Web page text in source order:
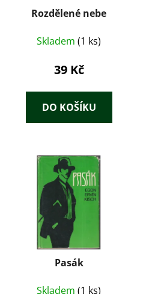
Rozdělené nebe
Skladem (1 ks)
39 Kč
DO KOŠÍKU
Pasák
Skladem (1 ks)